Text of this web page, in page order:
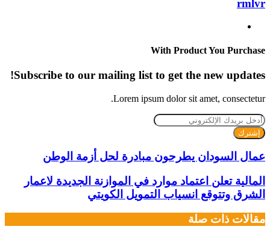
rmlvr
With Product You Purchase
Subscribe to our mailing list to get the new updates!
Lorem ipsum dolor sit amet, consectetur.
أدخل
بريدك
الإلكتروني
عمال السودان يطرحون مبادرة لحل أزمة الوطن
المالية تعلن اعتماد موارد في الموازنة الجديدة لاعمار
الشرق وتتوقع انسياب التمويل الكويتي
مقالات ذات صلة